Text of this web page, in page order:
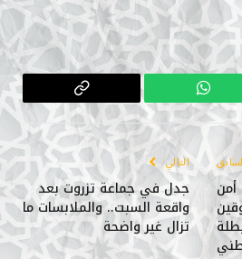
واتساب
Copy
Link
أمن
التالي
جدل في جماعة تزروت بعد
واقعة السبت.. والملابسات ما
تزال غير واضحة